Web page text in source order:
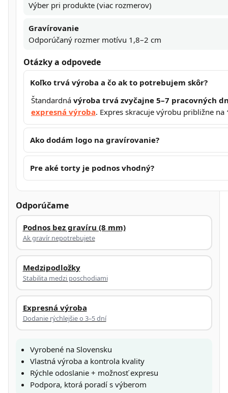
Výber pri produkte (viac rozmerov)
Gravírovanie
Odporúčaný rozmer motívu 1,8–2 cm
Otázky a odpovede
Koľko trvá výroba a čo ak to potrebujem skôr?
Štandardná výroba trvá zvyčajne 5–7 pracovných
expresná výroba. Expres skracuje výrobu približne na
Ako dodám logo na gravírovanie?
Pre aké torty je podnos vhodný?
Odporúčame
Podnos bez gravíru (8 mm)
Ak gravír nepotrebujete
Medzipodložky
Stabilita medzi poschodiami
Expresná výroba
Dodanie rýchlejšie o 3–5 dní
Vyrobené na Slovensku
Vlastná výroba a kontrola kvality
Rýchle odoslanie + možnosť expresu
Podpora, ktorá poradí s výberom